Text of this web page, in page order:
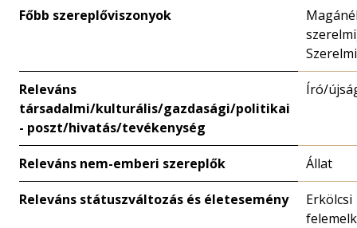
Főbb szereplőviszonyok
Releváns
társadalmi/kulturális/gazdasági/politikai
- poszt/hivatás/tevékenység
Író/
Releváns nem-emberi szereplők Állat
Releváns státuszváltozás és életesemény
Erkölcsi